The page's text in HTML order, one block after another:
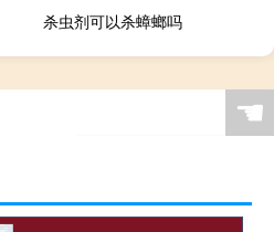
杀虫剂可以杀蟑螂吗
☚